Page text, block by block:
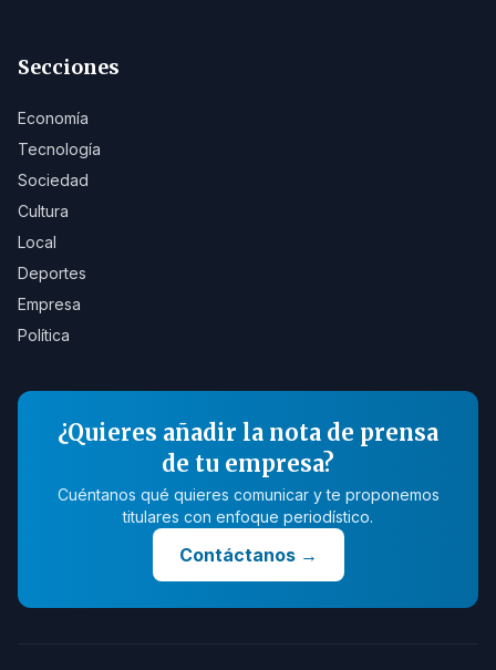
Secciones
Economía
Tecnología
Sociedad
Cultura
Local
Deportes
Empresa
Política
¿Quieres añadir la nota de prensa
de tu empresa?
Cuéntanos qué quieres comunicar y te proponemos
titulares con enfoque periodístico.
Contáctanos→